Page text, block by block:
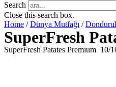
Search
Close this search box.
Home /Dünya Mutfağı /
SuperFresh
SuperFresh Patates Premıum 10/